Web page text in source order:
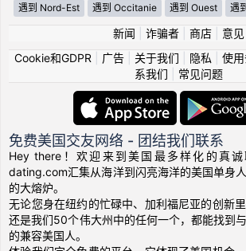
遇到 Nord-Est 遇到 Occitanie 遇到 Ouest 遇
新闻 诈骗者| 商店| 意见
Cookie和GDPR
广告| 关于我们 隐私 使
系我们
常见问题
免费美国交友网络 - 团结我们联系
Hey there！欢迎来到美国最多样化的真
dating.com汇集从海洋到闪亮海洋的美国单身
的大熔炉。
无论您身在纽约的忙碌中、加利福尼亚的创新
还是我们50个伟大州中的任何一个，都能找到
的兼容美国人。